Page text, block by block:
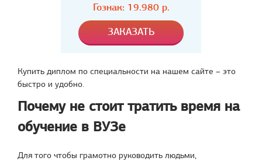
Гознак: 19.980р.
Купить диплом по специальности на нашем сайте – это
быстро и удобно.
Почему не стоит тратить время на
обучение в ВУЗе
Для того чтобы грамотно руководить людьми,